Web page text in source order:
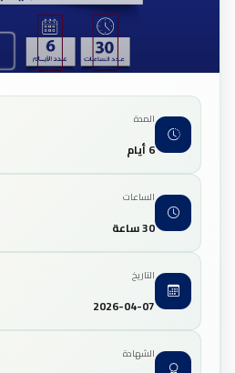
المدة
6 أيام
الساعات
30 ساعة
التاريخ
2026-04-07
الشهادة